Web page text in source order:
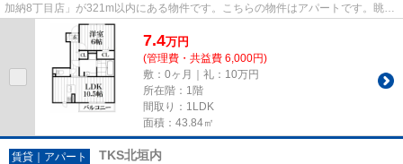
加納8丁目店」が321m以内にある物件です。こちらの物件はアパートです。眺望
良好なエリアで魅力的です。物...
7.4万円
(管理費・共益費 6,000円)
敷：0ヶ月｜礼：10万円
所在階：1階
間取り：1LDK
面積：43.84㎡
賃貸｜アパート TKS北垣内